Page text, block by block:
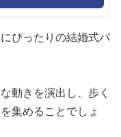
ぴったりの結婚式パ
動きを演出し、歩く
集めることでしょ